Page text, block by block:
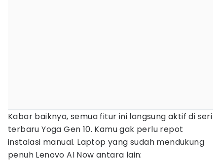
Kabar baiknya, semua fitur ini langsung aktif di seri
terbaru Yoga Gen 10. Kamu gak perlu repot
instalasi manual. Laptop yang sudah mendukung
penuh Lenovo AI Now antara lain: